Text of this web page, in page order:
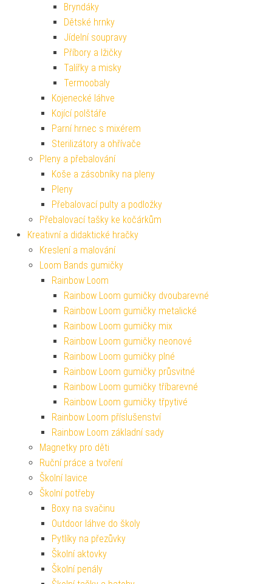
Bryndáky
Dětské hrnky
Jídelní soupravy
Příbory a lžičky
Talířky a misky
Termoobaly
Kojenecké láhve
Kojící polštáře
Parní hrnec s mixérem
Sterilizátory a ohřívače
Pleny a přebalování
Koše a zásobníky na pleny
Pleny
Přebalovací pulty a podložky
Přebalovací tašky ke kočárkům
Kreativní a didaktické hračky
Kreslení a malování
Loom Bands gumičky
Rainbow Loom
Rainbow Loom gumičky dvoubarevné
Rainbow Loom gumičky metalické
Rainbow Loom gumičky mix
Rainbow Loom gumičky neonové
Rainbow Loom gumičky plné
Rainbow Loom gumičky průsvitné
Rainbow Loom gumičky tříbarevné
Rainbow Loom gumičky třpytivé
Rainbow Loom příslušenství
Rainbow Loom základní sady
Magnetky pro děti
Ruční práce a tvoření
Školní lavice
Školní potřeby
Boxy na svačinu
Outdoor láhve do školy
Pytlíky na přezůvky
Školní aktovky
Školní penály